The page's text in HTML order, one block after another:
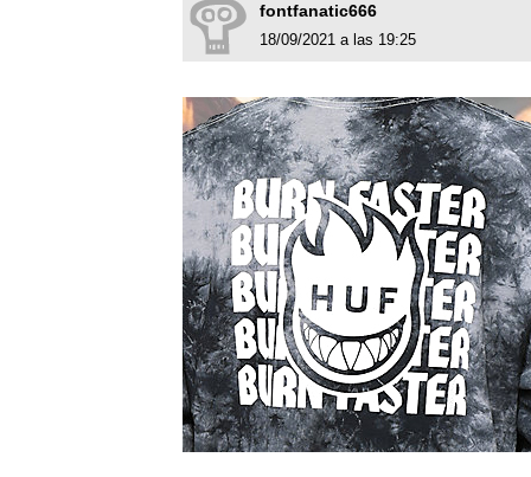
fontfanatic666
18/09/2021 a las 19:25